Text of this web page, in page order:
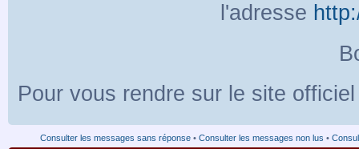
l'adresse
Pour vous rendre sur le site
Consulter les messages sans réponse • Consulter les messages non lus •